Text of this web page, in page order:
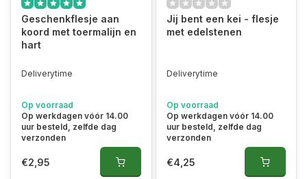
Geschenkflesje aan
koord met toermalijn en
hart
Deliverytime
Op voorraad
Op werkdagen vóór 14.00
uur besteld, zelfde dag
verzonden
€2,95
Jij bent een kei - flesje
met edelstenen
Deliverytime
Op voorraad
Op werkdagen vóór 14.00
uur besteld, zelfde dag
verzonden
€4,25